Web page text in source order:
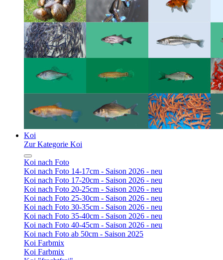
Koi
Zur Kategorie Koi
Koi nach Foto
Koi nach Foto 14-17cm - Saison 2026 - neu
Koi nach Foto 17-20cm - Saison 2026 - neu
Koi nach Foto 20-25cm - Saison 2026 - neu
Koi nach Foto 25-30cm - Saison 2026 - neu
Koi nach Foto 30-35cm - Saison 2026 - neu
Koi nach Foto 35-40cm - Saison 2026 - neu
Koi nach Foto 40-45cm - Saison 2026 - neu
Koi nach Foto ab 50cm - Saison 2025
Koi Farbmix
Koi Farbmix